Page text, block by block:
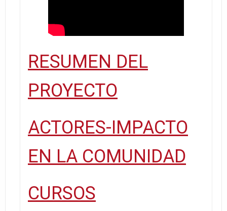
RESUMEN DEL
PROYECTO
ACTORES-IMPACTO
EN LA COMUNIDAD
CURSOS